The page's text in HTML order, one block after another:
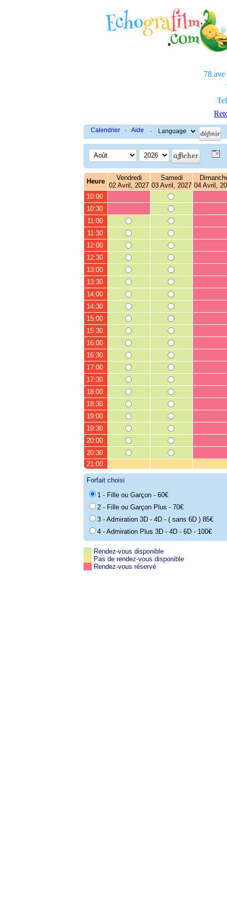
78 ave
Calendrier · Aide ·
Heure
Vendredi
02 Avril, 2027
Samedi
03 Avril, 2027 04 Avril,
10:00
10:30
11:00
11:30
12:00
12:30
13:00
13:30
14:00
14:30
15:00
15:30
16:00
16:30
17:00
17:30
18:00
18:30
19:00
19:30
20:00
20:30
21:00
Forfait choisi
1 - Fille ou Garçon - 60€
2 - Fille ou Garçon Plus - 70€
3 - Admiration 3D - 4D - ( sans 6D ) 85€
4 - Admiration Plus 3D - 4D - 6D - 100€
Rendez-vous disponible
Pas de rendez-vous disponible
Rendez-vous réservé